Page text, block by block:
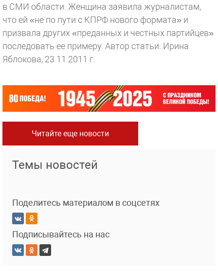
в СМИ области. Женщина заявила журналистам,
что ей «не по пути с КПРФ нового формата» и
призвала других «преданных и честных партийцев»
последовать ее примеру. Автор статьи: Ирина
Яблокова, 23.11.2011 г.
Читайте еще новости
Темы новостей
Поделитесь материалом в соцсетях
Подписывайтесь на нас